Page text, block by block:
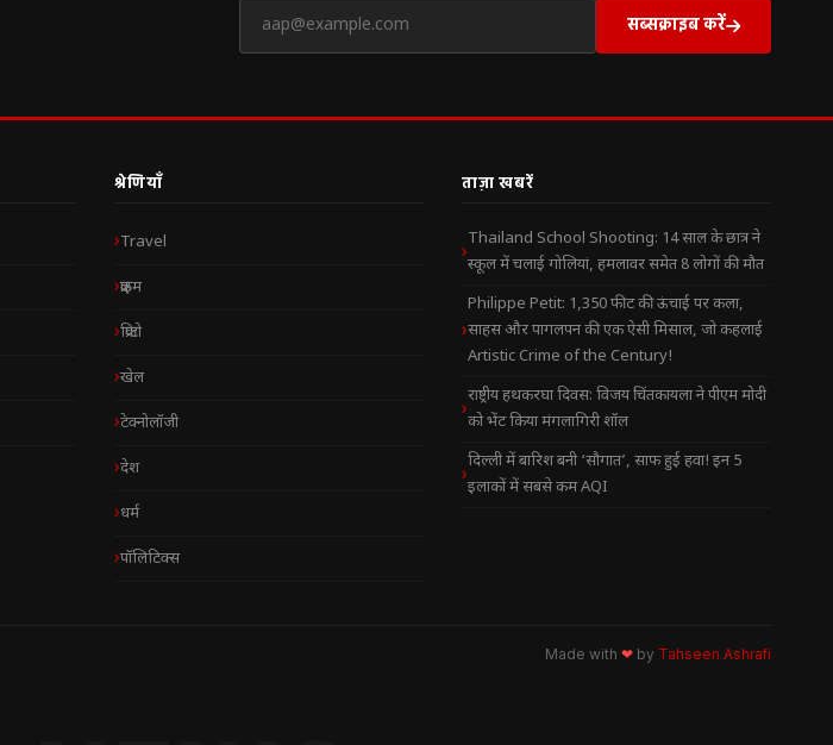
सब्सक्राइब करें
श्रेणियाँ
Travel
क्राइम
क्रिप्टो
खेल
टेक्नोलॉजी
देश
धर्म
पॉलिटिक्स
ताज़ा खबरें
Thailand School Shooting: 14 साल के छात्र ने
स्कूल में चलाई गोलियां, हमलावर समेत 8 लोगों की मौत
Philippe Petit: 1,350 फीट की ऊंचाई पर कला,
साहस और पागलपन की एक ऐसी मिसाल, जो कहलाई
Artistic Crime of the Century!
राष्ट्रीय हथकरघा दिवस: विजय चिंतकायला ने पीएम मोदी
को भेंट किया मंगलागिरी शॉल
दिल्ली में बारिश बनी ‘सौगात’, साफ हुई हवा! इन 5
इलाकों में सबसे कम AQI
Made with ❤ by Tahseen Ashrafi